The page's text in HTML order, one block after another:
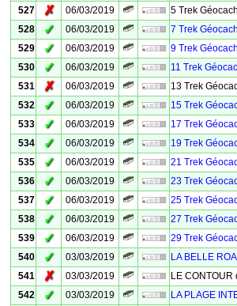
527
✗ 06/03/2019
5 Trek
528
✓ 06/03/2019
7 Trek
529
✓ 06/03/2019
9 Trek
530
✓ 06/03/2019
11 Trek
531
✗ 06/03/2019
13 Trek
532
✓ 06/03/2019
15 Trek
533
✓ 06/03/2019
17 Trek
534
✓ 06/03/2019
19 Trek
535
✓ 06/03/2019
21 Trek
536
✓ 06/03/2019
23 Trek
537
✓ 06/03/2019
25 Trek
538
✓ 06/03/2019
27 Trek
539
✓ 06/03/2019
29 Trek
540
✓ 03/03/2019
LA BELLE
541
✗ 03/03/2019
LE
542
✓ 03/03/2019
LA PLAGE